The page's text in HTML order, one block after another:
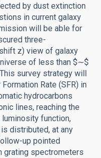
by dust extinction
in current galaxy
will be able for
three-
z) view of galaxy
of less than $∼$
survey strategy will
Rate (SFR) in
hydrocarbons
lines, reaching the
function,
distributed, at any
up pointed
grating spectrometers